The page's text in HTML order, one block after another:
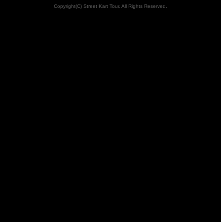
Copyright(C) Street Kart Tour. All Rights Reserved.